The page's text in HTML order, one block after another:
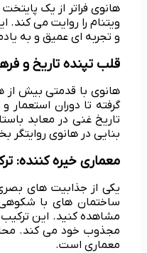
هانوی فراتر از یک
ویتنام را روایت می
و تجربه ای عمیق و به
قلب تپنده تاریخ و
هانوی با قدمتی بیش از
گرفته تا دوران
تاریخ غنی در معابد
بنایی در هانوی
معماری خیره کننده:
یکی از جذابیت های
ساختمان های با شکوهی
مشاهده کنید. این
مجذوب خود می کند.
معماری است.